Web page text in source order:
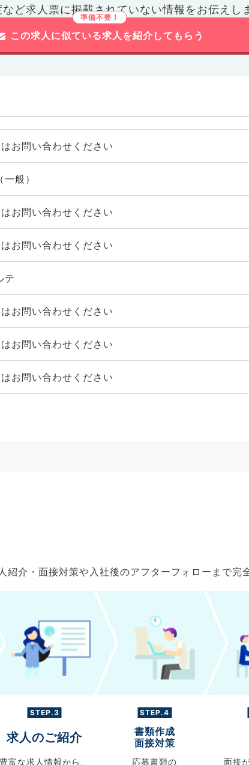
など求人票に掲載されていない情報をお伝えし
この求人に似ている求人を紹介してもらう
お問い合わせください
般）
お問い合わせください
お問い合わせください
テ
お問い合わせください
お問い合わせください
お問い合わせください
介・面接対策や入社後のアフターフォローまで完
STEP.3
求人のご紹介
豊富な求人情報から、
STEP.4
書類作成
面接対策
応募書類の 面接